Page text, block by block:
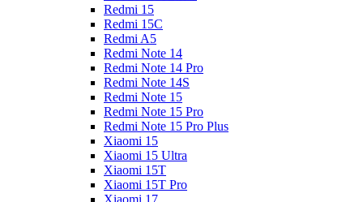
Redmi 15
Redmi 15C
Redmi A5
Redmi Note 14
Redmi Note 14 Pro
Redmi Note 14S
Redmi Note 15
Redmi Note 15 Pro
Redmi Note 15 Pro Plus
Xiaomi 15
Xiaomi 15 Ultra
Xiaomi 15T
Xiaomi 15T Pro
Xiaomi 17